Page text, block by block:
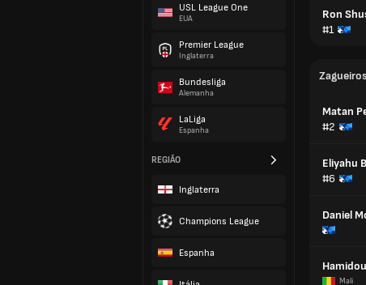
USL League One
EUA
Premier League
Inglaterra
Bundesliga
Alemanha
LaLiga
Espanha
REGIÃO
Inglaterra
Champions League
Espanha
Ron
#1
Zagueiros
Matan
#2
Eliyahu
#6
Daniel
Mali